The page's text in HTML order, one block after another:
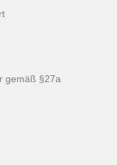
gemäß §27a